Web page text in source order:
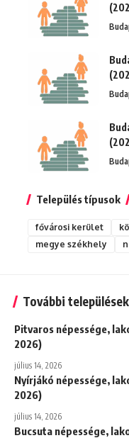
Település típusok
fővárosi kerület
megye székhely
További
Pitvaros népessége,
2026)
július 14, 2026
Nyírjákó népessége,
2026)
július 14, 2026
Bucsuta népessége,